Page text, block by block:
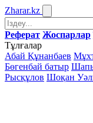
Zharar.kz
Реферат Жоспарлар
Тұлғалар
Абай Құнанбаев
Бөгенбай батыр
Рысқұлов Шоқан